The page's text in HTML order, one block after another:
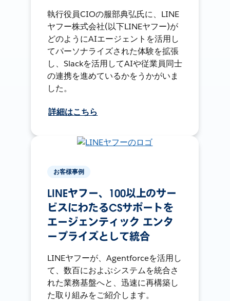
執行役員CIOの服部典弘氏に、LINE
ヤフー株式会社(以下LINEヤフー)が
どのようにAIエージェントを活用し
てパーソナライズされた体験を拡張
し、Slackを活用してAIや従業員同士
の連携を進めているかをうかがいま
した。
詳細はこちら
お客様事例
LINEヤフー、100以上のサー
ビスにわたるCSサポートを
エージェンティック エンタ
ープライズとして統合
LINEヤフーが、Agentforceを活用し
て、数百におよぶシステムを統合さ
れた業務基盤へと、迅速に再構築し
た取り組みをご紹介します。